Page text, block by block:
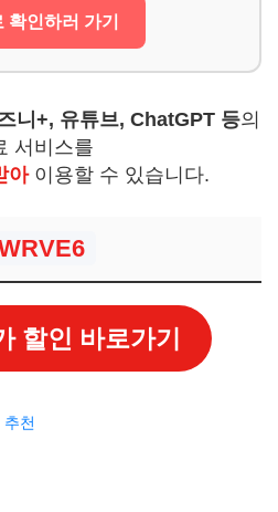
인하러 가기
니+, 유튜브, ChatGPT 등의
서비스를
아이용할 수 있습니다.
할인 바로가기
천